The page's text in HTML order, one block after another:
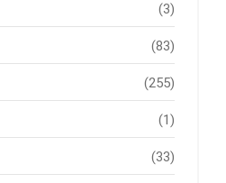
(3)
(83)
(255)
(1)
(33)